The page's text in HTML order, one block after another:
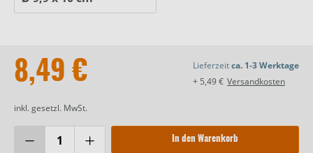
8,49 €
inkl. gesetzl. MwSt.
Lieferzeitca. 1-3 Werktage
+ 5,49 € Versandkosten
In den Warenkorb